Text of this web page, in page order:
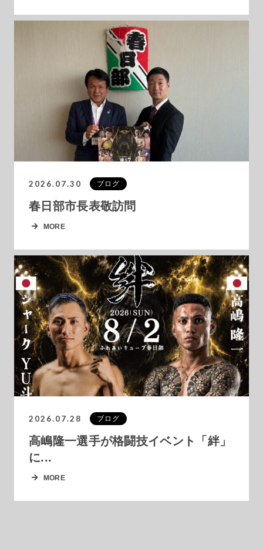
2026.07.30 ブログ
春日部市長表敬訪問
MORE
2026.07.28 ブログ
高嶋隆一選手が格闘技イベント「絆」
に...
MORE